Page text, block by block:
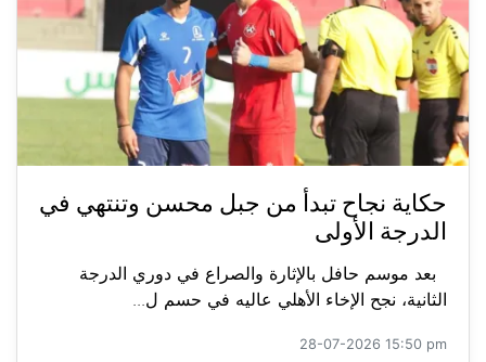
حكاية نجاح تبدأ من جبل محسن وتنتهي في
الدرجة الأولى
بعد موسم حافل بالإثارة والصراع في دوري الدرجة
الثانية، نجح الإخاء الأهلي عاليه في حسم ل...
28-07-2026 15:50 pm